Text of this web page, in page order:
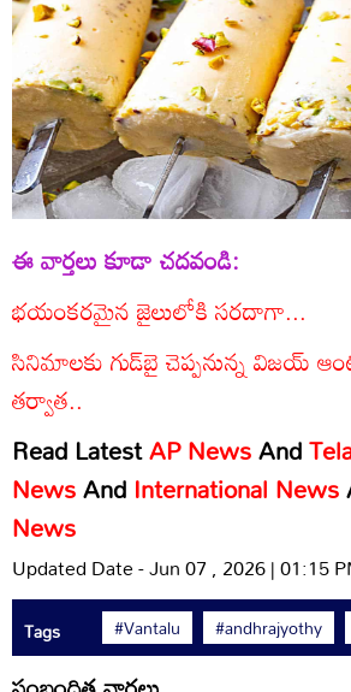
ఈ వార్తలు కూడా చదవండి:
భయంకరమైన జైలులోకి సరదాగా...
సినిమాలకు గుడ్‌బై చెప్పనున్న విజయ్
తర్వాత..
Read LatestAP NewsAnd
NewsAnd International News
News
Updated Date - Jun 07 , 2026 | 01:15
Tags #Vantalu #andhrajyothy